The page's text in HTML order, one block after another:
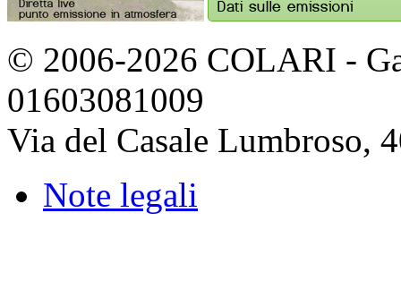
© 2006-2026 COLARI -
01603081009
Via del Casale Lumbroso,
Note legali